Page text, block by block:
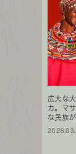
広大な
カ。マ
な民族